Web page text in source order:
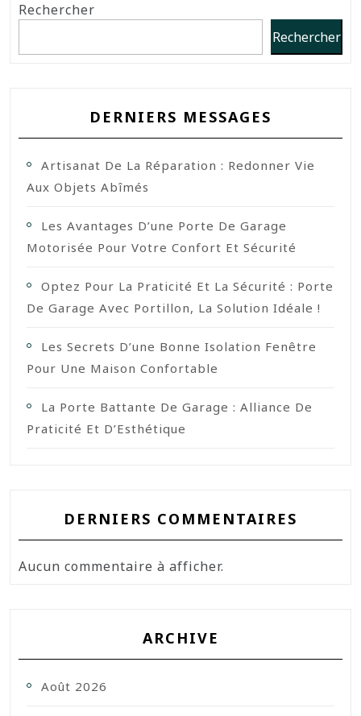
Rechercher
Rechercher
DERNIERS MESSAGES
Artisanat De La Réparation : Redonner Vie
Aux Objets Abîmés
Les Avantages D’une Porte De Garage
Motorisée Pour Votre Confort Et Sécurité
Optez Pour La Praticité Et La Sécurité : Porte
De Garage Avec Portillon, La Solution Idéale !
Les Secrets D’une Bonne Isolation Fenêtre
Pour Une Maison Confortable
La Porte Battante De Garage : Alliance De
Praticité Et D’Esthétique
DERNIERS COMMENTAIRES
Aucun commentaire à afficher.
ARCHIVE
Août 2026